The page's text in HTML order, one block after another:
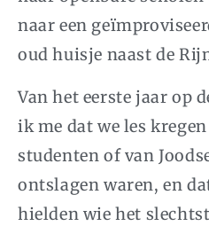
naar een
oud huisje naast de
Van het eerste jaar op
ik me dat we les kregen
studenten of van
ontslagen waren, en
hielden wie het